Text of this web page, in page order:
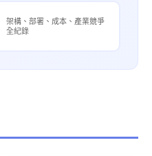
架構、部署、成本、產業競爭
全紀錄